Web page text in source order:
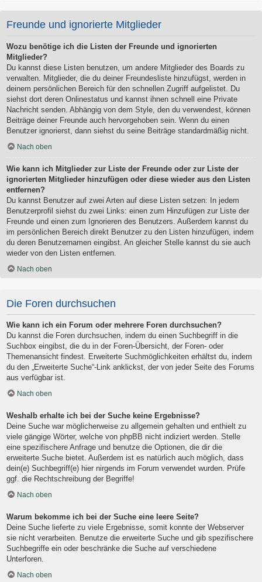
Freunde und ignorierte Mitglieder
Wozu benötige ich die Listen der Freunde und ignorierten
Mitglieder?
Du kannst diese Listen benutzen, um andere Mitglieder des Boards zu
verwalten. Mitglieder, die du deiner Freundesliste hinzufügst, werden in
deinem persönlichen Bereich für den schnellen Zugriff aufgelistet. Du
siehst dort deren Onlinestatus und kannst ihnen schnell eine Private
Nachricht senden. Abhängig von dem Style, den du verwendest, können
Beiträge deiner Freunde auch hervorgehoben sein. Wenn du einen
Benutzer ignorierst, dann siehst du seine Beiträge standardmäßig nicht.
Nach oben
Wie kann ich Mitglieder zur Liste der Freunde oder zur Liste der
ignorierten Mitglieder hinzufügen oder diese wieder aus den Listen
entfernen?
Du kannst Benutzer auf zwei Arten auf diese Listen setzen: In jedem
Benutzerprofil siehst du zwei Links: einen zum Hinzufügen zur Liste der
Freunde und einen zum Ignorieren des Benutzers. Außerdem kannst du
im persönlichen Bereich direkt Benutzer zu den Listen hinzufügen, indem
du deren Benutzernamen eingibst. An gleicher Stelle kannst du sie auch
wieder von den Listen entfernen.
Nach oben
Die Foren durchsuchen
Wie kann ich ein Forum oder mehrere Foren durchsuchen?
Du kannst die Foren durchsuchen, indem du einen Suchbegriff in die
Suchbox eingibst, die du in der Foren-Übersicht, der Foren- oder
Themenansicht findest. Erweiterte Suchmöglichkeiten erhältst du, indem
du den „Erweiterte Suche“-Link anklickst, der von jeder Seite des Forums
aus verfügbar ist.
Nach oben
Weshalb erhalte ich bei der Suche keine Ergebnisse?
Deine Suche war möglicherweise zu allgemein gehalten und enthielt zu
viele gängige Wörter, welche von phpBB nicht indiziert werden. Stelle
eine spezifischere Anfrage und benutze die Optionen, die dir die
erweiterte Suche bietet. Außerdem ist es natürlich auch möglich, dass
dein(e) Suchbegriff(e) hier nirgends im Forum verwendet wurden. Prüfe
ggf. die Rechtschreibung der Begriffe!
Nach oben
Warum bekomme ich bei der Suche eine leere Seite?
Deine Suche lieferte zu viele Ergebnisse, somit konnte der Webserver
sie nicht verarbeiten. Benutze die erweiterte Suche und gib spezifischere
Suchbegriffe ein oder beschränke die Suche auf verschiedene
Unterforen.
Nach oben